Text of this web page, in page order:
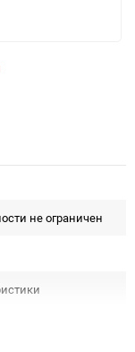
не ограничен